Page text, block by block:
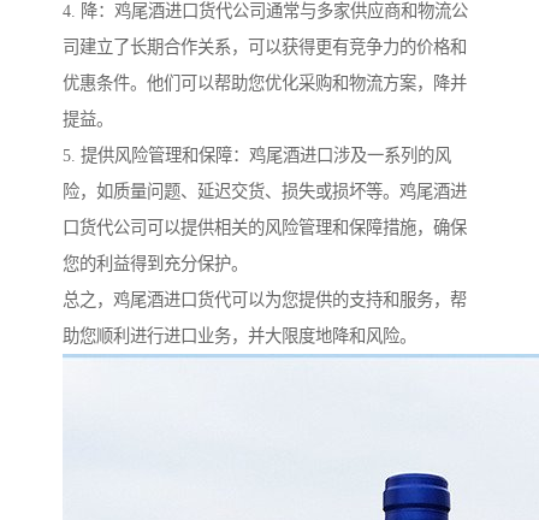
4. 降：鸡尾酒进口货代公司通常与多家供应商和物流公
司建立了长期合作关系，可以获得更有竞争力的价格和
优惠条件。他们可以帮助您优化采购和物流方案，降并
提益。
5. 提供风险管理和保障：鸡尾酒进口涉及一系列的风
险，如质量问题、延迟交货、损失或损坏等。鸡尾酒进
口货代公司可以提供相关的风险管理和保障措施，确保
您的利益得到充分保护。
总之，鸡尾酒进口货代可以为您提供的支持和服务，帮
助您顺利进行进口业务，并大限度地降和风险。